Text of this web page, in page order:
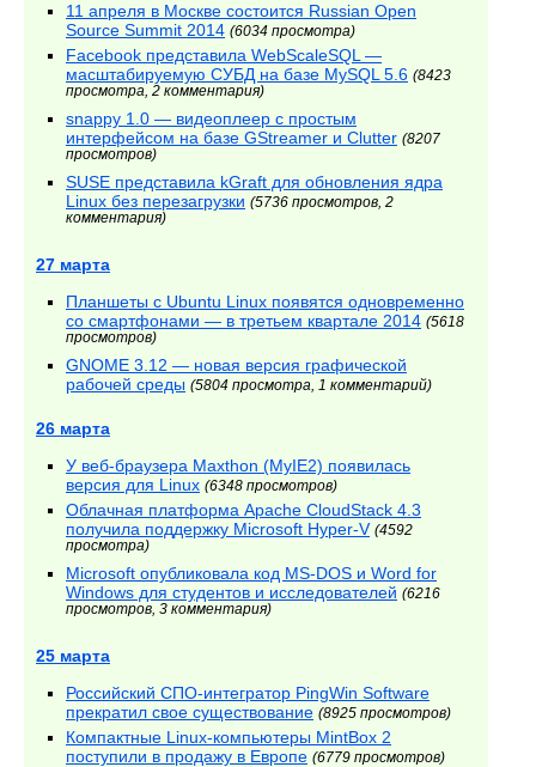
11 апреля в Москве состоится Russian Open
Source Summit 2014 (6034 просмотра)
Facebook представила WebScaleSQL —
масштабируемую СУБД на базе MySQL 5.6 (8423
просмотра, 2 комментария)
snappy 1.0 — видеоплеер с простым
интерфейсом на базе GStreamer и Clutter (8207
просмотров)
SUSE представила kGraft для обновления ядра
Linux без перезагрузки (5736 просмотров, 2
комментария)
27 марта
Планшеты с Ubuntu Linux появятся одновременно
со смартфонами — в третьем квартале 2014 (5618
просмотров)
GNOME 3.12 — новая версия графической
рабочей среды (5804 просмотра, 1 комментарий)
26 марта
У веб-браузера Maxthon (MyIE2) появилась
версия для Linux (6348 просмотров)
Облачная платформа Apache CloudStack 4.3
получила поддержку Microsoft Hyper-V (4592
просмотра)
Microsoft опубликовала код MS-DOS и Word for
Windows для студентов и исследователей (6216
просмотров, 3 комментария)
25 марта
Российский СПО-интегратор PingWin Software
прекратил свое существование (8925 просмотров)
Компактные Linux-компьютеры MintBox 2
поступили в продажу в Европе (6779 просмотров)